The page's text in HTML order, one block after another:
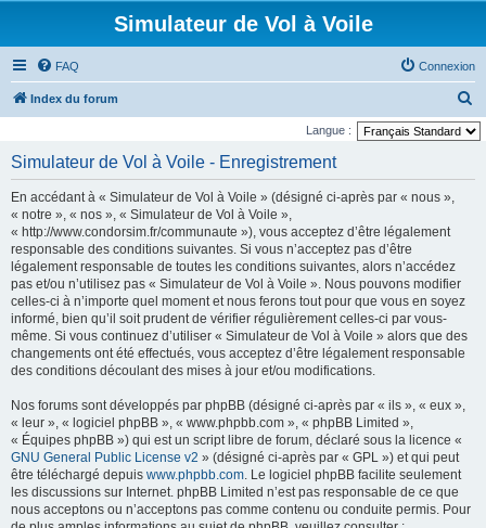
Simulateur de Vol à Voile
FAQ Connexion
Index du forum
e
Langue :
Simulateur de Vol à Voile - Enregistrement
En accédant à « Simulateur de Vol à Voile » (désigné ci-après par « nous »,
« notre », « nos », « Simulateur de Vol à Voile »,
« http://www.condorsim.fr/communaute »), vous acceptez d’être légalement
responsable des conditions suivantes. Si vous n’acceptez pas d’être
légalement responsable de toutes les conditions suivantes, alors n’accédez
pas et/ou n’utilisez pas « Simulateur de Vol à Voile ». Nous pouvons modifier
celles-ci à n’importe quel moment et nous ferons tout pour que vous en soyez
informé, bien qu’il soit prudent de vérifier régulièrement celles-ci par vous-
même. Si vous continuez d’utiliser « Simulateur de Vol à Voile » alors que des
changements ont été effectués, vous acceptez d’être légalement responsable
des conditions découlant des mises à jour et/ou modifications.
Nos forums sont développés par phpBB (désigné ci-après par « ils », « eux »,
« leur », « logiciel phpBB », « www.phpbb.com », « phpBB Limited »,
« Équipes phpBB ») qui est un script libre de forum, déclaré sous la licence «
GNU General Public License v2 » (désigné ci-après par « GPL ») et qui peut
être téléchargé depuis www.phpbb.com. Le logiciel phpBB facilite seulement
les discussions sur Internet. phpBB Limited n’est pas responsable de ce que
nous acceptons ou n’acceptons pas comme contenu ou conduite permis. Pour